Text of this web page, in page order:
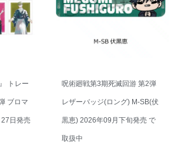
トレー
ブロマ
27日発売
呪術廻戦第3期死滅回游 第2弾
レザーバッジ(ロング) M-SB(伏
黒恵) 2026年09月下旬発売 で
取扱中